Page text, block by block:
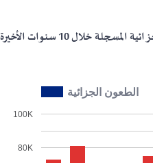
خلال 10 سنوات الأخيرة
الطعون الجزائية
80K
100K